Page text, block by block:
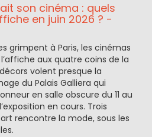
son cinéma : quels
en juin 2026 ? -
grimpent à Paris, les cinémas
aux quatre coins de la
volent presque la
du Palais Galliera qui
en salle obscure du 11 au
en cours. Trois
rencontre la mode, sous les